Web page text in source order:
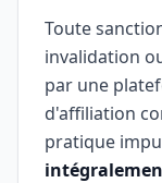
Toute
invalidation
par une
d'affiliation
pratique